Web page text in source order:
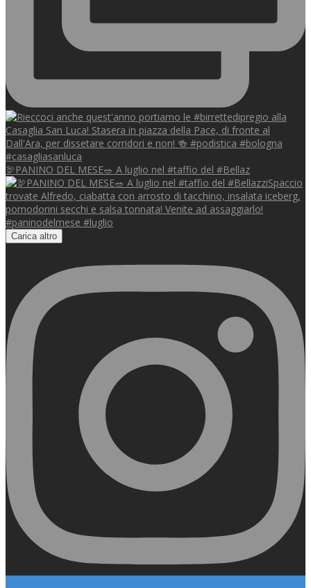
🦃PANINO DEL MESE🥗 A luglio nel #taffio del #Bellaz
Carica altro